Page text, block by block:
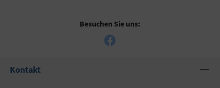
Besuchen Sie uns:
Kontakt